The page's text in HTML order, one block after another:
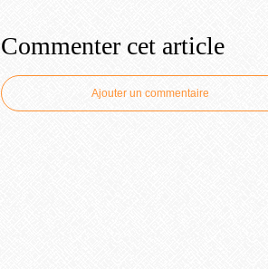
Commenter cet article
Ajouter un commentaire